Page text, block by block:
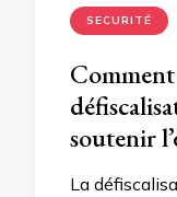
SECURITÉ
soutenir
La